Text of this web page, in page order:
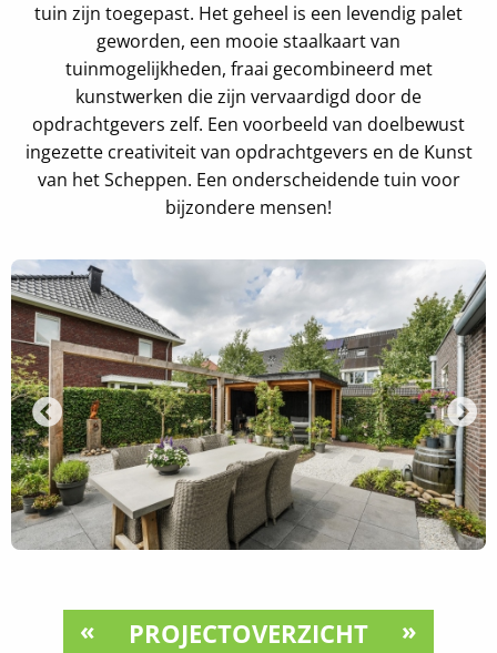
tuin zijn toegepast. Het geheel is een levendig palet
geworden, een mooie staalkaart van
tuinmogelijkheden, fraai gecombineerd met
kunstwerken die zijn vervaardigd door de
opdrachtgevers zelf. Een voorbeeld van doelbewust
ingezette creativiteit van opdrachtgevers en de Kunst
van het Scheppen. Een onderscheidende tuin voor
bijzondere mensen!
« PROJECTOVERZICHT »